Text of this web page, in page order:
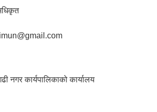
नगर कार्यपालिकाको कार्यालय